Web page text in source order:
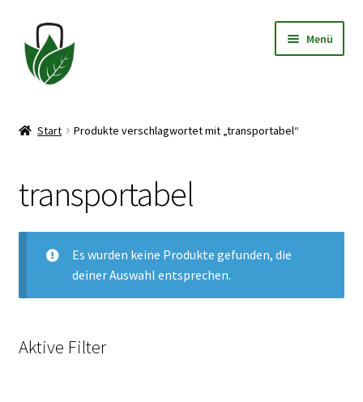
Zur
Navigation
springen
Zum
Inhalt
springen
Menü
Widerrufsbelehrung
Impressum
Start Produkte verschlagwortet mit „transportabel“
transportabel
Es wurden keine Produkte gefunden, die
deiner Auswahl entsprechen.
Aktive Filter